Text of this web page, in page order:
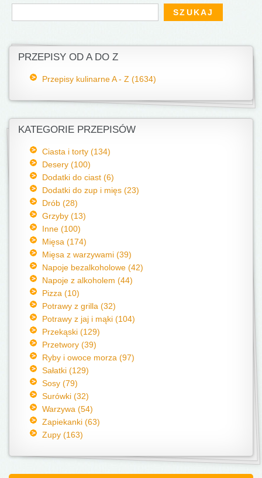
Formularz wyszukiwania
Szukaj
PRZEPISY OD A DO Z
Przepisy kulinarne A - Z (1634)
KATEGORIE PRZEPISÓW
Ciasta i torty (134)
Desery (100)
Dodatki do ciast (6)
Dodatki do zup i mięs (23)
Drób (28)
Grzyby (13)
Inne (100)
Mięsa (174)
Mięsa z warzywami (39)
Napoje bezalkoholowe (42)
Napoje z alkoholem (44)
Pizza (10)
Potrawy z grilla (32)
Potrawy z jaj i mąki (104)
Przekąski (129)
Przetwory (39)
Ryby i owoce morza (97)
Sałatki (129)
Sosy (79)
Surówki (32)
Warzywa (54)
Zapiekanki (63)
Zupy (163)